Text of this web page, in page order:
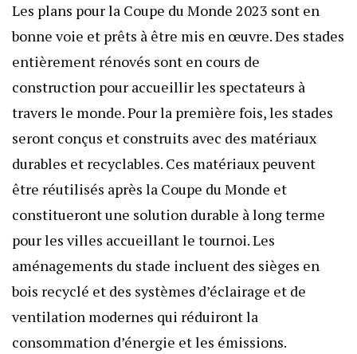
Les plans pour la Coupe du Monde 2023 sont en
bonne voie et prêts à être mis en œuvre. Des stades
entièrement rénovés sont en cours de
construction pour accueillir les spectateurs à
travers le monde. Pour la première fois, les stades
seront conçus et construits avec des matériaux
durables et recyclables. Ces matériaux peuvent
être réutilisés après la Coupe du Monde et
constitueront une solution durable à long terme
pour les villes accueillant le tournoi. Les
aménagements du stade incluent des sièges en
bois recyclé et des systèmes d’éclairage et de
ventilation modernes qui réduiront la
consommation d’énergie et les émissions.